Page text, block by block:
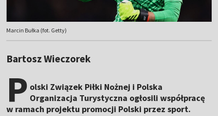
Marcin Bułka (fot. Getty)
Bartosz Wieczorek
P olski Związek Piłki Nożnej i Polska
Organizacja Turystyczna ogłosili współpracę
w ramach projektu promocji Polski przez sport.